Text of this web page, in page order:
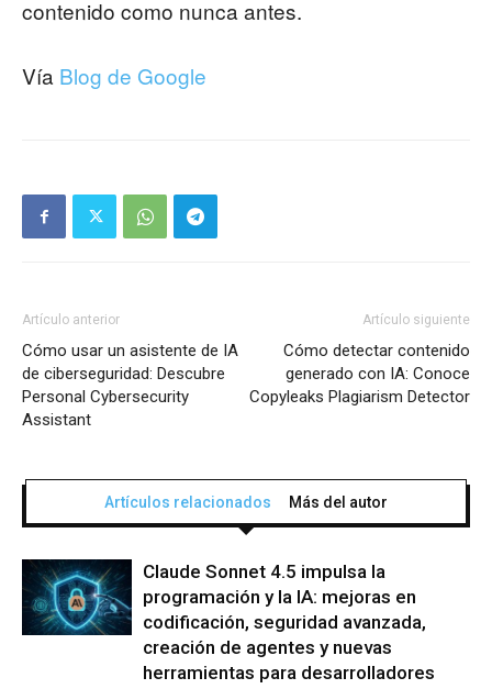
contenido como nunca antes.
Vía Blog de Google
Artículo anterior
Cómo usar un asistente de IA
de ciberseguridad: Descubre
Personal Cybersecurity
Assistant
Artículo siguiente
Cómo detectar contenido
generado con IA: Conoce
Copyleaks Plagiarism Detector
Artículos relacionados Más del autor
Claude Sonnet 4.5 impulsa la
programación y la IA: mejoras en
codificación, seguridad avanzada,
creación de agentes y nuevas
herramientas para desarrolladores